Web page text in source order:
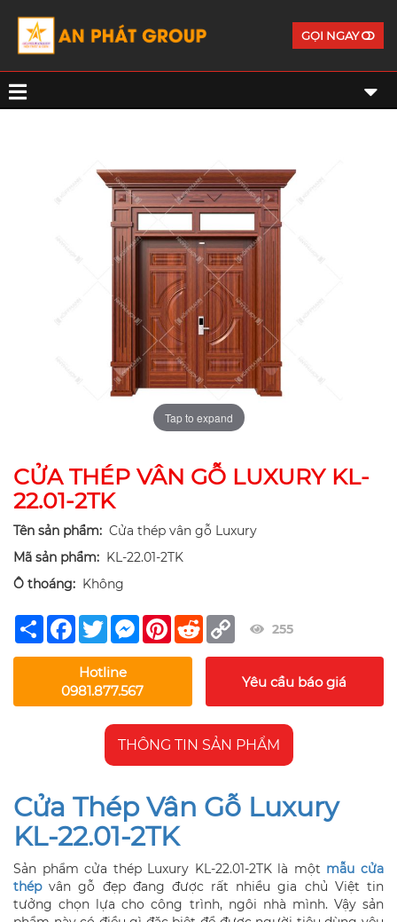
GỌI NGAY
Tap to expand
CỬA THÉP VÂN GỖ LUXURY KL-
22.01-2TK
Tên sản phẩm: Cửa thép vân gỗ Luxury
Mã sản phẩm: KL-22.01-2TK
Ô thoáng: Không
Share Facebook
TwitterMessengerPinterest
Reddit Copy
Link
255
Hotline
0981.877.567
Yêu cầu báo giá
THÔNG TIN SẢN PHẨM
Cửa Thép Vân Gỗ Luxury
KL-22.01-2TK
Sản phẩm cửa thép Luxury KL-22.01-2TK là một mẫu cửa
thépvân gỗ đẹp đang được rất nhiều gia chủ Việt tin
tưởng chọn lựa cho công trình, ngôi nhà mình. Vậy sản